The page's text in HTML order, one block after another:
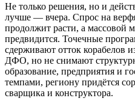
Не только решения, но и
лучше — вчера. Спрос на
продолжит расти, а массовой
предвидится. Точечные
сдерживают отток корабелов
ДФО, но не снимают
образование, предприятия и
темпами, региону придётся
сварщика и конструктора.